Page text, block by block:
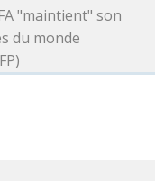
"maintient" son
du monde